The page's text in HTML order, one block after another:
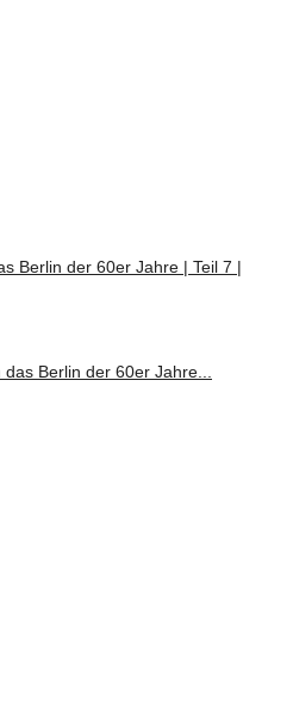
Berlin der 60er Jahre | Teil 7 |